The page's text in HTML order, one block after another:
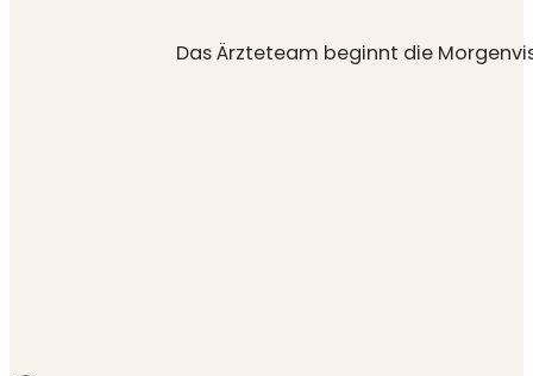
Das Ärzteteam beginnt die